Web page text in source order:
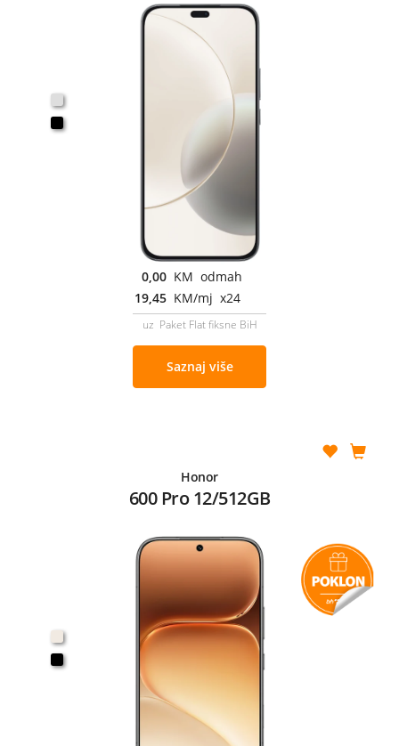
0,00 KM odmah
19,45 KM/mj x24
uz Paket Flat fiksne BiH
Saznaj više
Honor
600 Pro 12/512GB